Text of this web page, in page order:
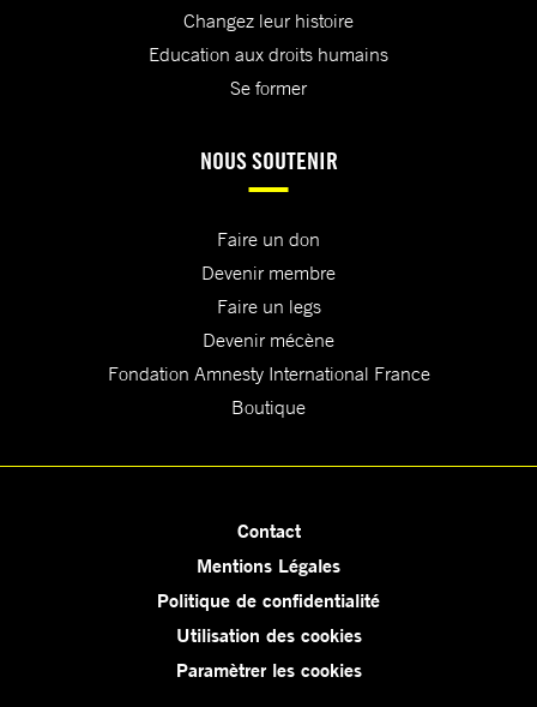
Changez leur histoire
Education aux droits humains
Se former
NOUS SOUTENIR
Faire un don
Devenir membre
Faire un legs
Devenir mécène
Fondation Amnesty International France
Boutique
Contact
Mentions Légales
Politique de confidentialité
Utilisation des cookies
Paramètrer les cookies